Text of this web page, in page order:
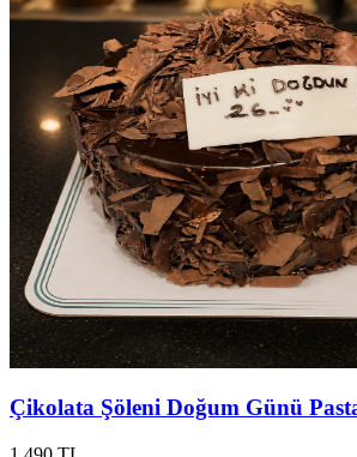
Çikolata Şöleni Doğum Günü